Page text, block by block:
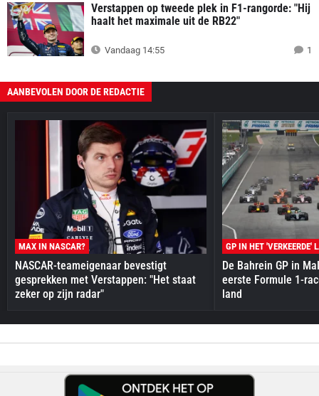
Verstappen op tweede plek in F1-rangorde: "Hij
haalt het maximale uit de RB22"
Vandaag 14:55 1
AANBEVOLEN DOOR DE REDACTIE
MAX IN NASCAR?
NASCAR-teameigenaar bevestigt
gesprekken met Verstappen: "Het staat
zeker op zijn radar"
GP IN HET 'VERKEERDE'
De Bahrein GP in
eerste Formule 1-
land